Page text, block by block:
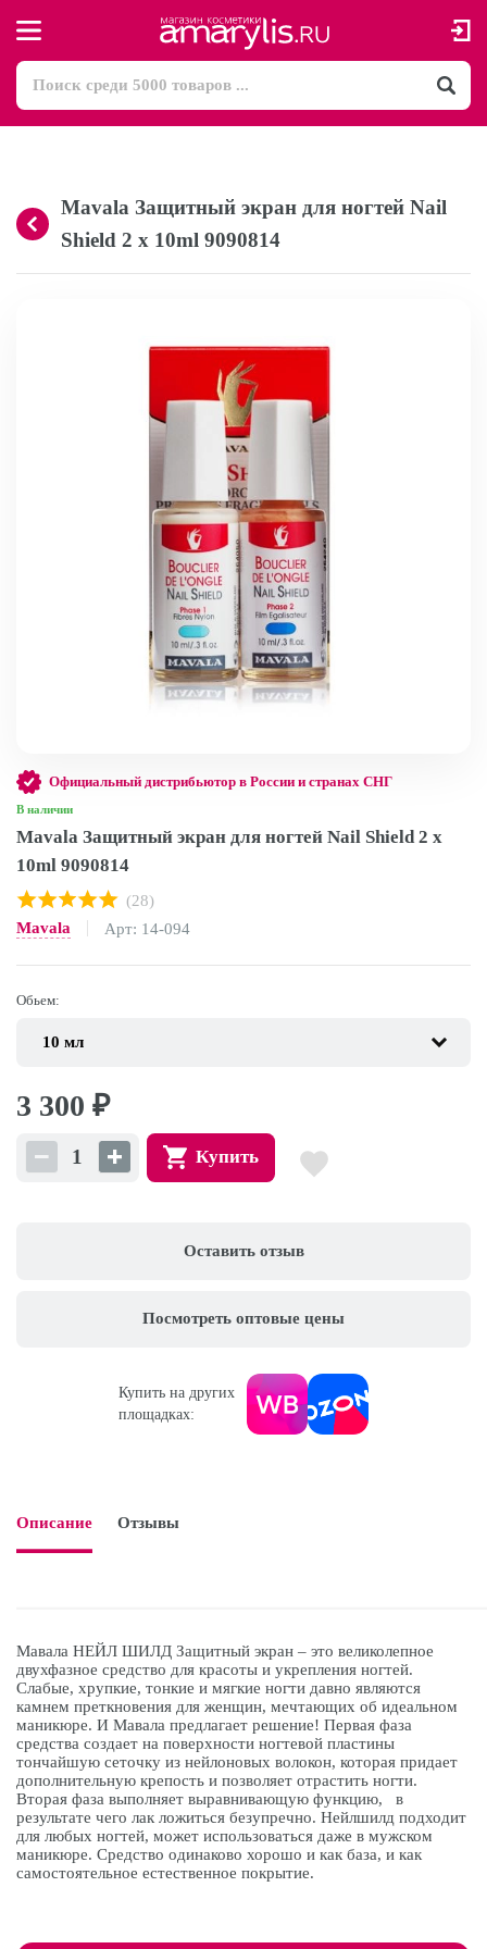
Mavala Защитный экран для ногтей Nail
Shield 2 x 10ml 9090814
Оставить отзыв
Посмотреть оптовые цены
Купить на других
площадках:
Официальный дистрибьютор в России и странах СНГ
В наличии
Mavala Защитный экран для ногтей Nail Shield 2 x
10ml 9090814
(28)
Mavala
Арт: 14-094
3 300 ₽
Купить
Обьем:
Описание Отзывы
Мавала НЕЙЛ ШИЛД Защитный экран – это великолепное
двухфазное средство для красоты и укрепления ногтей.
Слабые, хрупкие, тонкие и мягкие ногти давно являются
камнем преткновения для женщин, мечтающих об идеальном
маникюре. И Мавала предлагает решение! Первая фаза
средства создает на поверхности ногтевой пластины
тончайшую сеточку из нейлоновых волокон, которая придает
дополнительную крепость и позволяет отрастить ногти.
Вторая фаза выполняет выравнивающую функцию, в
результате чего лак ложиться безупречно. Нейлшилд подходит
для любых ногтей, может использоваться даже в мужском
маникюре. Средство одинаково хорошо и как база, и как
самостоятельное естественное покрытие.